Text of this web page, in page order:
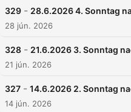
329 - 28.6.2026 4. Sonntag
28 jún. 2026
328 - 21.6.2026 3. Sonntag
21 jún. 2026
327 - 14.6.2026 2. Sonntag
14 jún. 2026